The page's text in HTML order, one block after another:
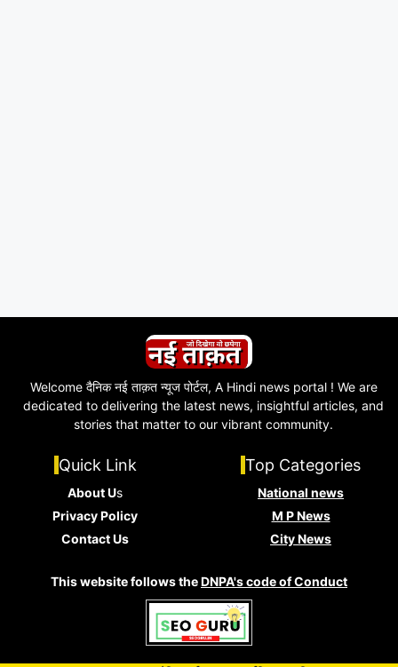
Welcome दैनिक नई ताक़त न्यूज पोर्टल, A Hindi news portal ! We are
dedicated to delivering the latest news, insightful articles, and
stories that matter to our vibrant community.
Quick Link
About Us
Privacy Policy
Contact Us
Top Categories
National news
M P News
City News
This website follows theDNPA's code of Conduct